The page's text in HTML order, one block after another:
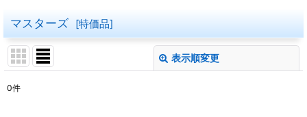
マスターズ [特価品]
表示順変更
0件